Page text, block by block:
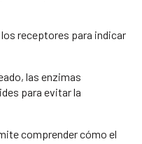
receptores para indicar
las enzimas
para evitar la
comprender cómo el